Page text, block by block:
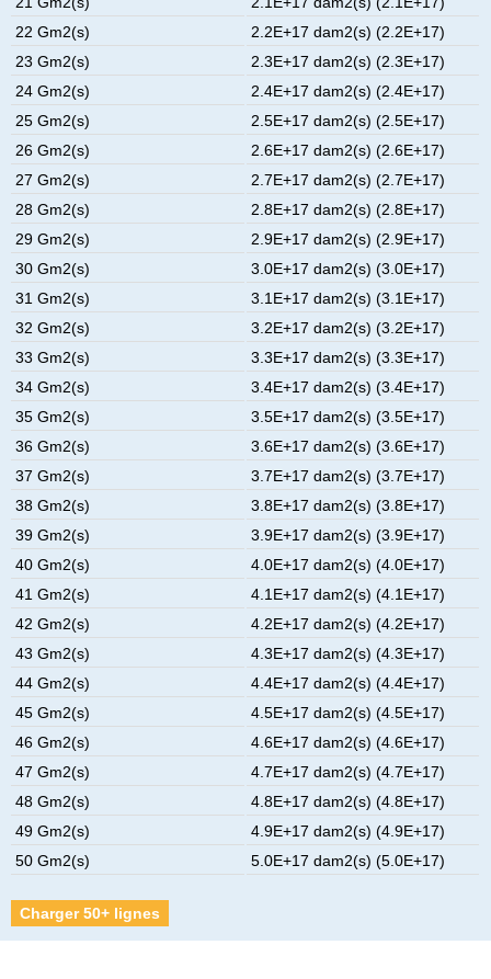
22 Gm2(s)
2.2E+17 dam2(s) (2.2E+17)
23 Gm2(s)
2.3E+17 dam2(s) (2.3E+17)
24 Gm2(s)
2.4E+17 dam2(s) (2.4E+17)
25 Gm2(s)
2.5E+17 dam2(s) (2.5E+17)
26 Gm2(s)
2.6E+17 dam2(s) (2.6E+17)
27 Gm2(s)
2.7E+17 dam2(s) (2.7E+17)
28 Gm2(s)
2.8E+17 dam2(s) (2.8E+17)
29 Gm2(s)
2.9E+17 dam2(s) (2.9E+17)
30 Gm2(s)
3.0E+17 dam2(s) (3.0E+17)
31 Gm2(s)
3.1E+17 dam2(s) (3.1E+17)
32 Gm2(s)
3.2E+17 dam2(s) (3.2E+17)
33 Gm2(s)
3.3E+17 dam2(s) (3.3E+17)
34 Gm2(s)
3.4E+17 dam2(s) (3.4E+17)
35 Gm2(s)
3.5E+17 dam2(s) (3.5E+17)
36 Gm2(s)
3.6E+17 dam2(s) (3.6E+17)
37 Gm2(s)
3.7E+17 dam2(s) (3.7E+17)
38 Gm2(s)
3.8E+17 dam2(s) (3.8E+17)
39 Gm2(s)
3.9E+17 dam2(s) (3.9E+17)
40 Gm2(s)
4.0E+17 dam2(s) (4.0E+17)
41 Gm2(s)
4.1E+17 dam2(s) (4.1E+17)
42 Gm2(s)
4.2E+17 dam2(s) (4.2E+17)
43 Gm2(s)
4.3E+17 dam2(s) (4.3E+17)
44 Gm2(s)
4.4E+17 dam2(s) (4.4E+17)
45 Gm2(s)
4.5E+17 dam2(s) (4.5E+17)
46 Gm2(s)
4.6E+17 dam2(s) (4.6E+17)
47 Gm2(s)
4.7E+17 dam2(s) (4.7E+17)
48 Gm2(s)
4.8E+17 dam2(s) (4.8E+17)
49 Gm2(s)
4.9E+17 dam2(s) (4.9E+17)
50 Gm2(s)
5.0E+17 dam2(s) (5.0E+17)
Charger 50+ lignes